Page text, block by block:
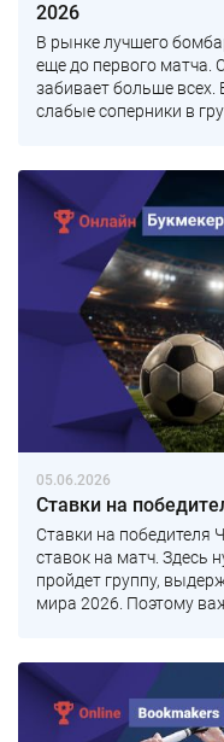
2026
В рынке лучшего
еще до первого матча.
забивает больше
слабые соперники в
05.06.2026
Ставки на
Ставки на победителя
ставок на матч. Здесь
пройдет группу,
мира 2026. Поэтому